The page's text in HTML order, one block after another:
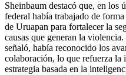
Sheinbaum destacó que, en los
federal había trabajado de
de Uruapan para fortalecer la
causas que generan la
señaló, había reconocido los
colaboración, lo que refuerza la
estrategia basada en la